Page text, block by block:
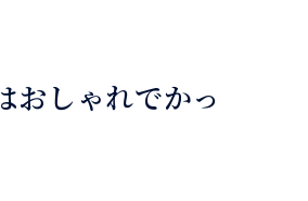
おしゃれでかっ